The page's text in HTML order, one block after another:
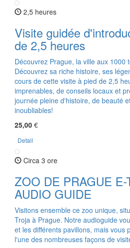
2,5 heures
Visite guidée
de 2,5 heures
Découvrez Prague, la ville aux 1000
Découvrez sa riche histoire, ses
cours de cette visite à pied de 2,5
imprenables, de conseils locaux et
journée pleine d'histoire, de beauté
inoubliables!
25,00 €
Detail
Circa 3 ore
ZOO DE PRAGUE
AUDIO GUIDE
Visitons ensemble ce zoo unique,
Troja à Prague. Notre audioguide
et les différents pavillons, mais vous
l'une des nombreuses façons de